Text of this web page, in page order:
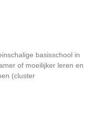
basisschool in
of moeilijker leren en
(cluster